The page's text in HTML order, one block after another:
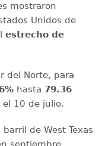
mostraron
Unidos de
estrecho de
del Norte, para
hasta 79.36
el 10 de julio.
de West Texas